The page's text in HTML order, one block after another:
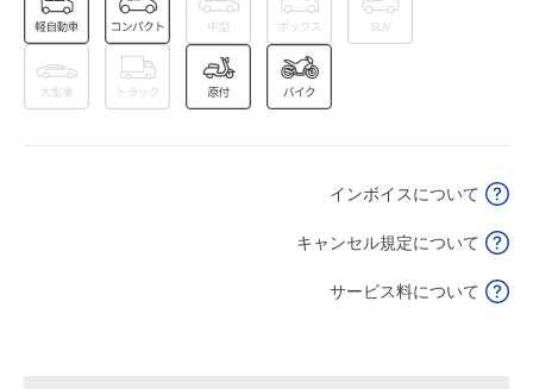
8月15日 (土) 休
休
インボイスについて
キャンセル規定について
サービス料について